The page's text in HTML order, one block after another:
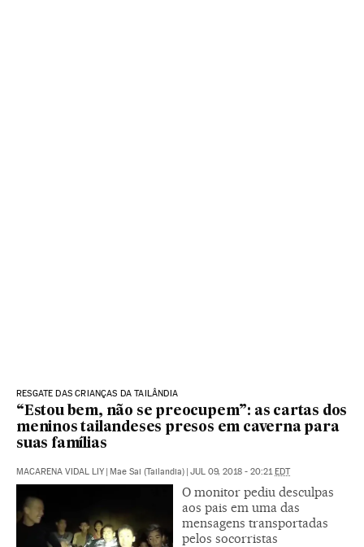
RESGATE DAS CRIANÇAS DA TAILÂNDIA
“Estou bem, não se preocupem”: as cartas dos
meninos tailandeses presos em caverna para
suas famílias
MACARENA VIDAL LIY | Mae Sai (Tailandia) | JUL 09, 2018 - 20:21EDT
O monitor pediu desculpas
aos pais em uma das
mensagens transportadas
pelos socorristas